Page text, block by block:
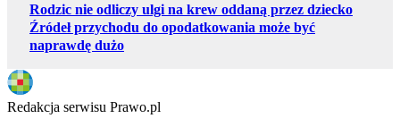
Rodzic nie odliczy ulgi na krew oddaną przez dziecko
Źródeł przychodu do opodatkowania może być
naprawdę dużo
Redakcja serwisu Prawo.pl